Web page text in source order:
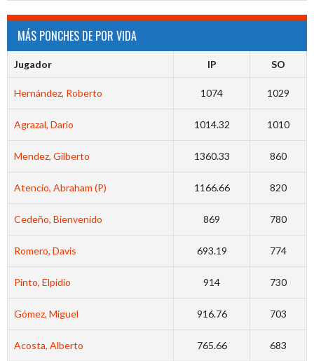
MÁS PONCHES DE POR VIDA
Jugador IP SO
Hernández, Roberto 1074 1029
Agrazal, Dario 1014.32 1010
Mendez, Gilberto 1360.33 860
Atencio, Abraham (P) 1166.66 820
Cedeño, Bienvenido 869 780
Romero, Davis 693.19 774
Pinto, Elpidio 914 730
Gómez, Miguel 916.76 703
Acosta, Alberto 765.66 683